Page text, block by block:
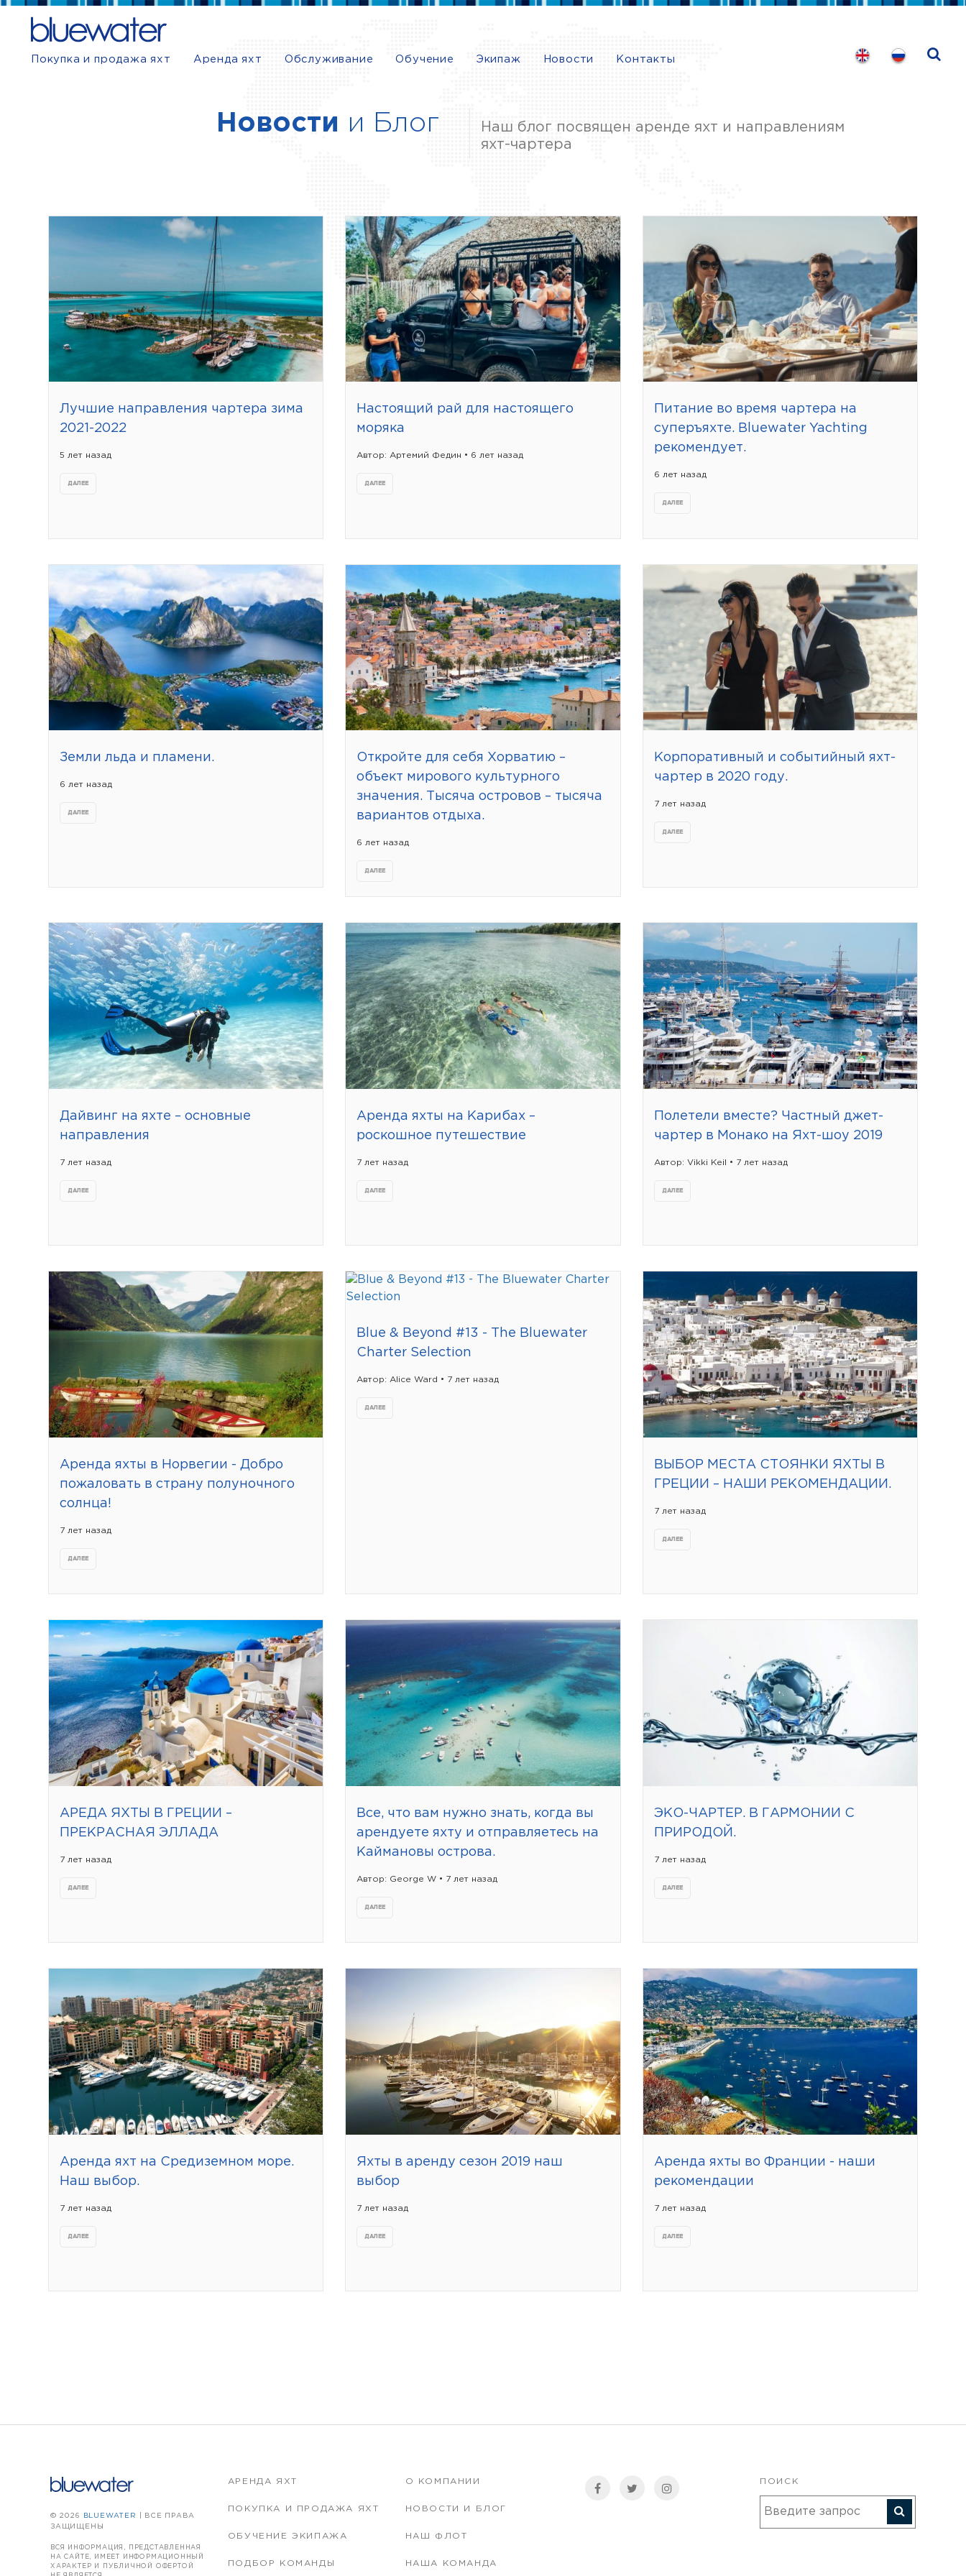
Покупка и продажа яхт Аренда яхт Обслуживание Обучение Экипаж Новости Контакты
Новости и Блог
Наш блог посвящен аренде яхт и направлениям
яхт-чартера
Лучшие направления чартера зима
2021-2022
5 лет назад
ДАЛЕЕ
Настоящий рай для настоящего
моряка
Автор: Артемий Федин • 6 лет назад
ДАЛЕЕ
Питание во время чартера на
суперъяхте. Bluewater Yachting
рекомендует.
6 лет назад
ДАЛЕЕ
Земли льда и пламени.
6 лет назад
ДАЛЕЕ
Откройте для себя Хорватию –
объект мирового культурного
значения. Тысяча островов – тысяча
вариантов отдыха.
6 лет назад
ДАЛЕЕ
Корпоративный и событийный яхт-
чартер в 2020 году.
7 лет назад
ДАЛЕЕ
Дайвинг на яхте – основные
направления
7 лет назад
ДАЛЕЕ
Аренда яхты на Карибах –
роскошное путешествие
7 лет назад
ДАЛЕЕ
Полетели вместе? Частный джет-
чартер в Монако на Яхт-шоу 2019
Автор: Vikki Keil • 7 лет назад
ДАЛЕЕ
Аренда яхты в Норвегии - Добро
пожаловать в страну полуночного
солнца!
7 лет назад
ДАЛЕЕ
Blue & Beyond #13 - The Bluewater
Charter Selection
Автор: Alice Ward • 7 лет назад
ДАЛЕЕ
ВЫБОР МЕСТА СТОЯНКИ ЯХТЫ В
ГРЕЦИИ – НАШИ РЕКОМЕНДАЦИИ.
7 лет назад
ДАЛЕЕ
АРЕДА ЯХТЫ В ГРЕЦИИ –
ПРЕКРАСНАЯ ЭЛЛАДА
7 лет назад
ДАЛЕЕ
Все, что вам нужно знать, когда вы
арендуете яхту и отправляетесь на
Каймановы острова.
Автор: George W • 7 лет назад
ДАЛЕЕ
ЭКО-ЧАРТЕР. В ГАРМОНИИ С
ПРИРОДОЙ.
7 лет назад
ДАЛЕЕ
Аренда яхт на Средиземном море.
Наш выбор.
7 лет назад
ДАЛЕЕ
Яхты в аренду сезон 2019 наш
выбор
7 лет назад
ДАЛЕЕ
Аренда яхты во Франции - наши
рекомендации
7 лет назад
ДАЛЕЕ
© 2026 BLUEWATER
| ВСЕ ПРАВА
ЗАЩИЩЕНЫ
ВСЯ ИНФОРМАЦИЯ, ПРЕДСТАВЛЕННАЯ
НА САЙТЕ, ИМЕЕТ ИНФОРМАЦИОННЫЙ
ХАРАКТЕР И ПУБЛИЧНОЙ ОФЕРТОЙ
АРЕНДА ЯХТ
ПОКУПКА И ПРОДАЖА ЯХТ
ОБУЧЕНИЕ ЭКИПАЖА
ПОДБОР КОМАНДЫ
О КОМПАНИИ
НОВОСТИ И БЛОГ
НАШ ФЛОТ
НАША КОМАНДА
ПОИСК